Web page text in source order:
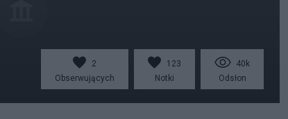
2
Obserwujących
123
Notki
40k
Odsłon